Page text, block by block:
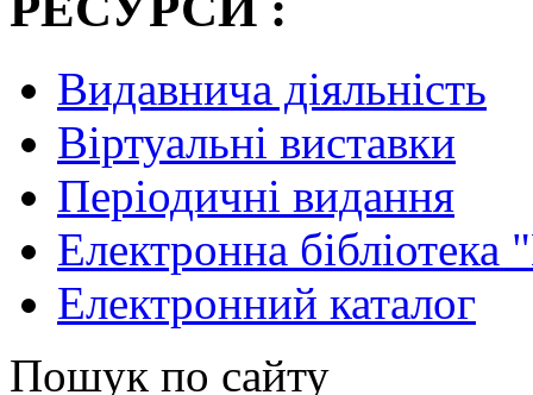
Видавнича діяльність
Віртуальні виставки
Періодичні видання
Електронна
Електронний каталог
Пошук по сайту